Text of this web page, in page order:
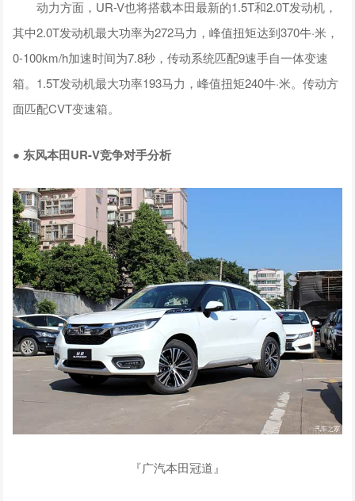
动力方面，UR-V也将搭载本田最新的1.5T和2.0T发动机，
其中2.0T发动机最大功率为272马力，峰值扭矩达到370牛·米，
0-100km/h加速时间为7.8秒，传动系统匹配9速手自一体变速
箱。1.5T发动机最大功率193马力，峰值扭矩240牛·米。传动方
面匹配CVT变速箱。
● 东风本田UR-V竞争对手分析
『广汽本田冠道』